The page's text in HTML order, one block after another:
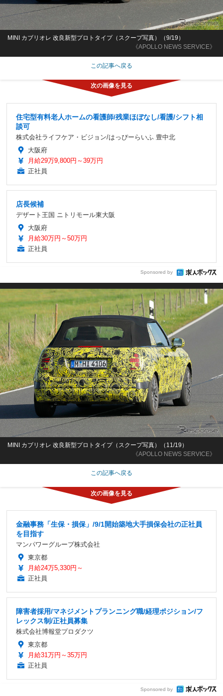
《APOLLO NEWS SERVICE》
MINI カブリオレ 改良新型プロトタイプ（スクープ写真）（9/19）
この記事へ戻る
住宅型有料老人ホームの看護師/残業ほぼなし/看護/シフト相
談可
株式会社ライフケア・ビジョン/はっぴーらいふ 豊中北
大阪府
月給29万9,800円～39万円
正社員
店長候補
デザート王国 ニトリモール東大阪
大阪府
月給30万円～50万円
正社員
Sponsored by
《APOLLO NEWS SERVICE》
MINI カブリオレ 改良新型プロトタイプ（スクープ写真）（11/19）
この記事へ戻る
金融事務「生保・損保」/9/1開始築地大手損保会社の正社員
を目指す
マンパワーグループ株式会社
東京都
月給24万5,330円～
正社員
障害者採用/マネジメントプランニング職/経理ポジション/フ
レックス制/正社員募集
株式会社博報堂プロダクツ
東京都
月給31万円～35万円
正社員
Sponsored by